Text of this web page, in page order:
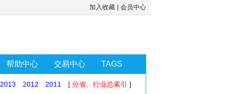
加入收藏 会员中心
帮助中心 交易中心 TAGS
2013 2012 2011 [ 分省、行业总索引 ]